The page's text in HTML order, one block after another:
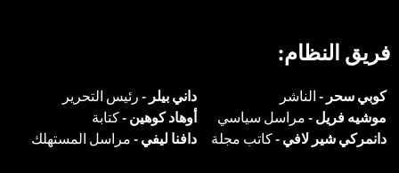
فريق النظام:
كوبي سحر -الناشر داني بيلر -رئيس التحرير
موشيه فريل -مراسل سياسي أوهاد كوهين -كتابة
دانمركي شير لافي -كاتب مجلة دافنا ليفي -مراسل المستهلك